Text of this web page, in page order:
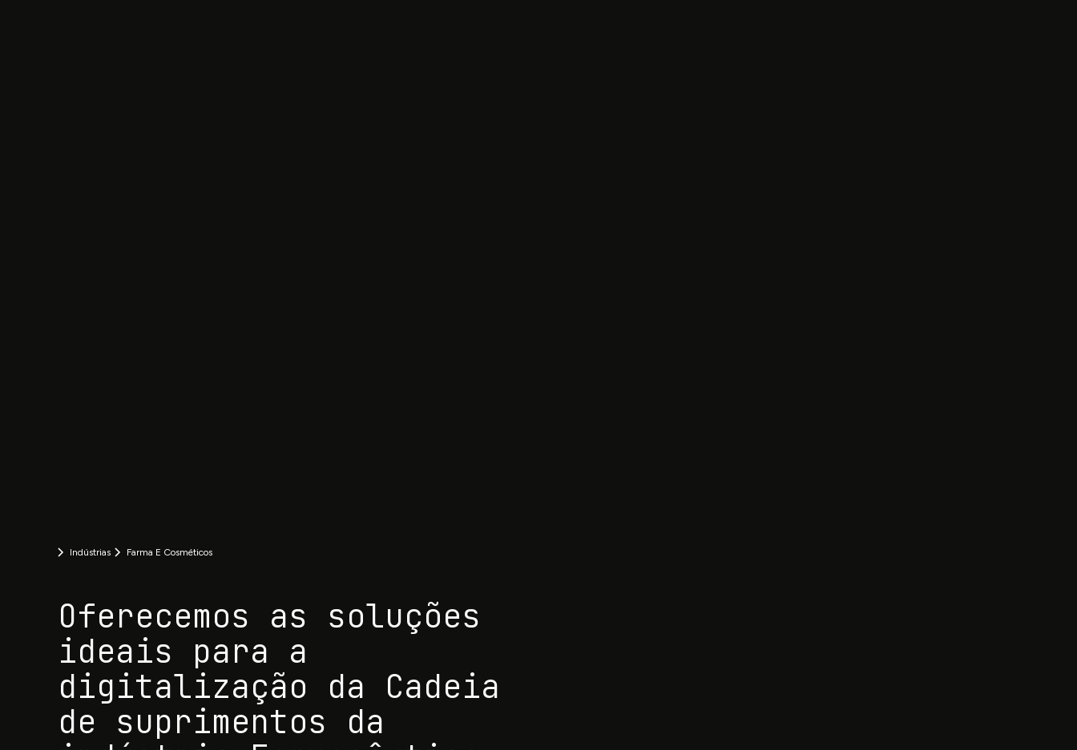
Indústrias Farma E Cosméticos
Oferecemos as soluções
ideais para a
digitalização da Cadeia
de suprimentos da